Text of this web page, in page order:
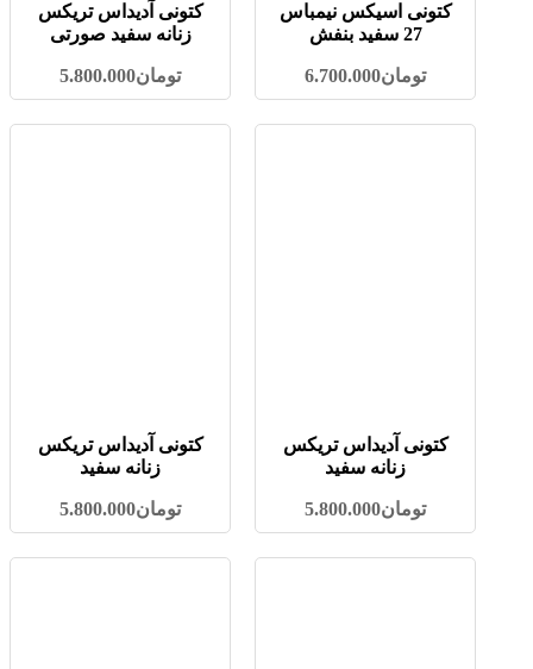
کتونی اسیکس نیمباس
27 سفید بنفش
تومان6.700.000
کتونی آدیداس تریکس
زنانه سفید صورتی
تومان5.800.000
کتونی آدیداس تریکس
زنانه سفید
تومان5.800.000
کتونی آدیداس تریکس
زنانه سفید
تومان5.800.000